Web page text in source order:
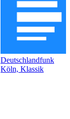
Deutschlandfunk
Köln, Klassik